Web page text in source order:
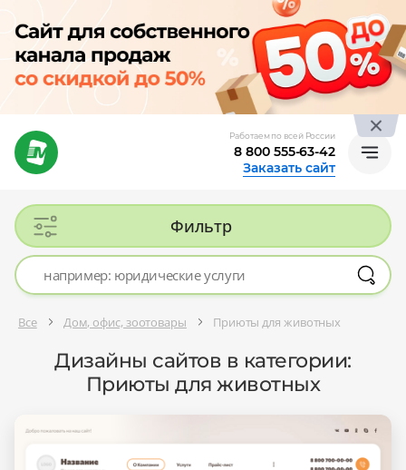
Работаем по всей России
8 800 555-63-42
Заказать сайт
Фильтр
Все Дом, офис, зоотовары Приюты для животных
Дизайны сайтов в категории:
Приюты для животных